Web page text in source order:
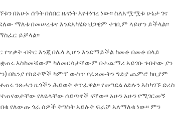
ሰዓት በሰበር ዜናነት እየተነገረ ነው፡፡ ስለአሟሟቱ ሁኔታ ገና
ማለቱ በመሠረቱና እንደአካሄድ ህጋዊም ተገቢም ላይሆን ይችላል፡፡
ይቻላል፡፡
የጥቃት ብትር እንጂ በሌላ ሊሆን እንደማይችል ከመቶ በመቶ በላይ
ከቋጠሩ እስከመቼውም ካለመርሳታቸውም በተጨማሪ አይገቡ ገብተው ያን
በኬንያ የስደተኞች ካምፕ ውስጥ የፈጸሙትን ግድያ ጨምሮ ከዚያም
ንጹሓን ዜጎችን ሕይወት ቀጥፈዋል፡፡ የመግደል ዕድሉን እስካገኙ ድረስ
የለዬላቸው ሰይጣኖች ናቸው፡፡ አሁን አሁን የሚገርመኝ
የለውጡ ጎራ ሰዎች ትግስት አይሉት ፍራቻ አለማለቁ ነው፡፡ ምን